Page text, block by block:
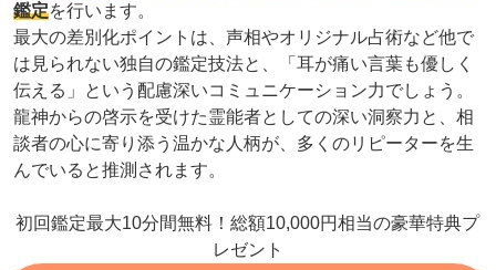
鑑定を行います。
最大の差別化ポイントは、声相やオリジナル占術など他で
は見られない独自の鑑定技法と、「耳が痛い言葉も優しく
伝える」という配慮深いコミュニケーション力でしょう。
龍神からの啓示を受けた霊能者としての深い洞察力と、相
談者の心に寄り添う温かな人柄が、多くのリピーターを生
んでいると推測されます。
初回鑑定最大10分間無料！総額10,000円相当の豪華特典プ
レゼント